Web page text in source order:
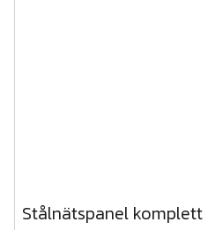
Stålnätspanel komplett